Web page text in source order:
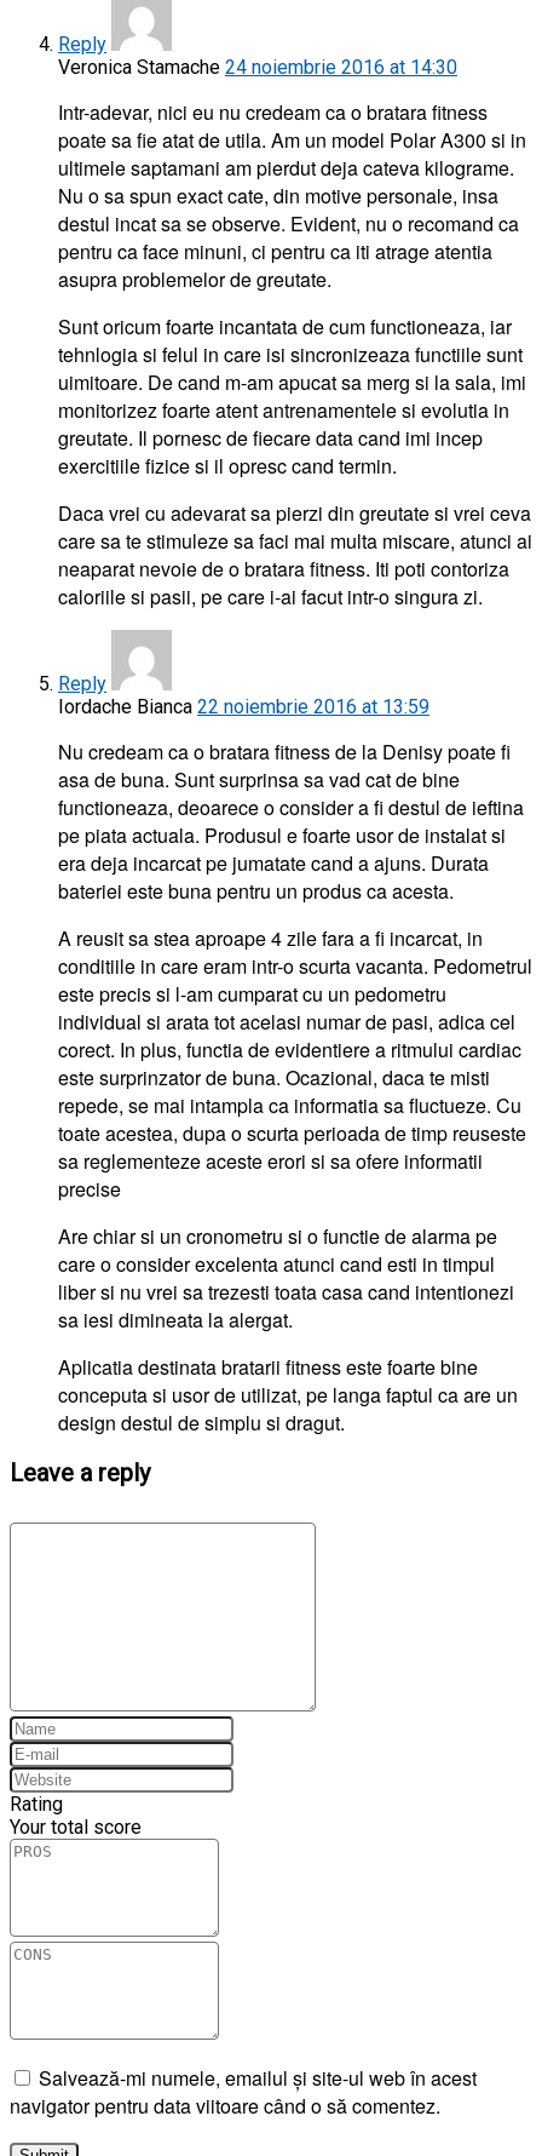
Reply
Veronica Stamache 24 noiembrie 2016 at 14:30
Intr-adevar, nici eu nu credeam ca o bratara fitness
poate sa fie atat de utila. Am un model Polar A300 si in
ultimele saptamani am pierdut deja cateva kilograme.
Nu o sa spun exact cate, din motive personale, insa
destul incat sa se observe. Evident, nu o recomand ca
pentru ca face minuni, ci pentru ca iti atrage atentia
asupra problemelor de greutate.
Sunt oricum foarte incantata de cum functioneaza, iar
tehnlogia si felul in care isi sincronizeaza functiile sunt
uimitoare. De cand m-am apucat sa merg si la sala, imi
monitorizez foarte atent antrenamentele si evolutia in
greutate. Il pornesc de fiecare data cand imi incep
exercitiile fizice si il opresc cand termin.
Daca vrei cu adevarat sa pierzi din greutate si vrei ceva
care sa te stimuleze sa faci mai multa miscare, atunci ai
neaparat nevoie de o bratara fitness. Iti poti contoriza
caloriile si pasii, pe care i-ai facut intr-o singura zi.
Reply
Iordache Bianca 22 noiembrie 2016 at 13:59
Nu credeam ca o bratara fitness de la Denisy poate fi
asa de buna. Sunt surprinsa sa vad cat de bine
functioneaza, deoarece o consider a fi destul de ieftina
pe piata actuala. Produsul e foarte usor de instalat si
era deja incarcat pe jumatate cand a ajuns. Durata
bateriei este buna pentru un produs ca acesta.
A reusit sa stea aproape 4 zile fara a fi incarcat, in
conditiile in care eram intr-o scurta vacanta. Pedometrul
este precis si l-am cumparat cu un pedometru
individual si arata tot acelasi numar de pasi, adica cel
corect. In plus, functia de evidentiere a ritmului cardiac
este surprinzator de buna. Ocazional, daca te misti
repede, se mai intampla ca informatia sa fluctueze. Cu
toate acestea, dupa o scurta perioada de timp reuseste
sa reglementeze aceste erori si sa ofere informatii
precise
Are chiar si un cronometru si o functie de alarma pe
care o consider excelenta atunci cand esti in timpul
liber si nu vrei sa trezesti toata casa cand intentionezi
sa iesi dimineata la alergat.
Aplicatia destinata bratarii fitness este foarte bine
conceputa si usor de utilizat, pe langa faptul ca are un
design destul de simplu si dragut.
Leave a reply
Rating
Your total score
Salvează-mi numele, emailul și site-ul web în acest
navigator pentru data viitoare când o să comentez.